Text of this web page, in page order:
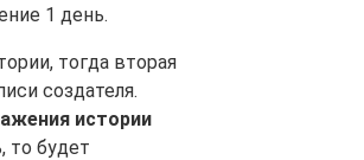
1 день.
тогда вторая
создателя.
истории
то будет